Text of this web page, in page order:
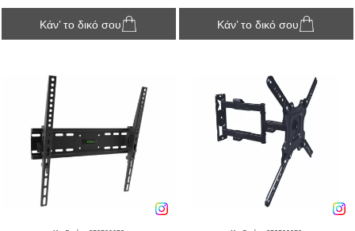
Κάν’ το δικό σου Κάν’ το δικό σου